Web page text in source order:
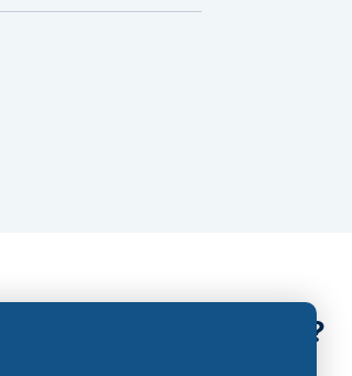
Een vraag stellen?